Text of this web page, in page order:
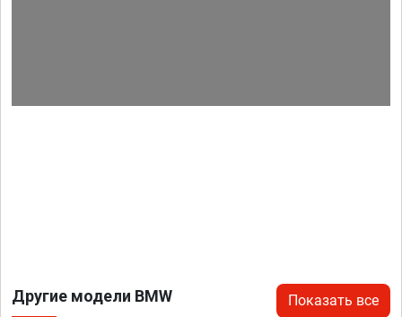
Другие модели BMW Показать все